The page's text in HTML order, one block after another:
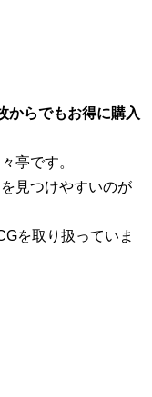
からでもお得に購入
亭です。
見つけやすいのが
を取り扱っていま